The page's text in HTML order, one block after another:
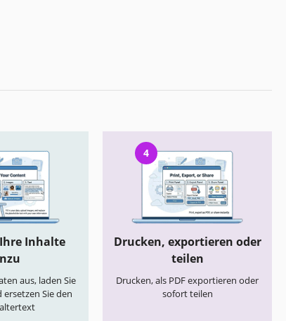
Inhalte
aus, laden Sie
Sie den
4
Drucken, exportieren oder
teilen
Drucken, als PDF exportieren oder
sofort teilen